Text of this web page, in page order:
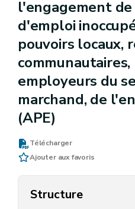
l'engagement
d'emploi
pouvoirs locaux,
employeurs du
marchand, de
(APE)
Télécharger
Ajouter aux favoris
Structure